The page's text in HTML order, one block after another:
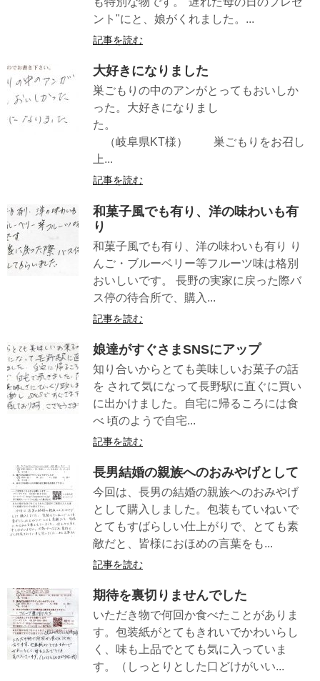
ント"にと、娘がくれました。...
記事を読む
大好きになりました
巣ごもりの中のアンがとってもおいしか
った。大好きになりまし
た。
（岐阜県KT様） 巣ごもりをお召し
上...
記事を読む
和菓子風でも有り、洋の味わいも有
り
和菓子風でも有り、洋の味わいも有り り
んご・ブルーベリー等フルーツ味は格別
おいしいです。 長野の実家に戻った際バ
ス停の待合所で、購入...
記事を読む
娘達がすぐさまSNSにアップ
知り合いからとても美味しいお菓子の話
を されて気になって長野駅に直ぐに買い
に出かけました。自宅に帰るころには食
べ 頃のようで自宅...
記事を読む
長男結婚の親族へのおみやげとして
今回は、長男の結婚の親族へのおみやげ
として購入しました。包装もていねいで
とてもすばらしい仕上がりで、とても素
敵だと、皆様におほめの言葉をも...
記事を読む
期待を裏切りませんでした
いただき物で何回か食べたことがありま
す。包装紙がとてもきれいでかわいらし
く、味も上品でとても気に入っていま
す。（しっとりとした口どけがいい...